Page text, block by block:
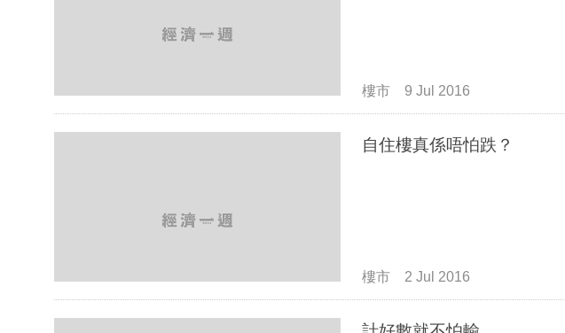
樓市 9 Jul 2016
自住樓真係唔怕跌？
樓市 2 Jul 2016